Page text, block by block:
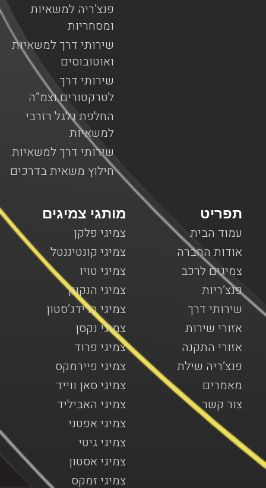
פנצ’ריה למשאיות
ומסחריות
שירותי דרך למשאיות
ואוטובוסים
שירותי דרך
לטרקטורים וצמ”ה
החלפת גלגל רזרבי
למשאיות
שירותי דרך למשאיות
חילוץ משאית בדרכים
מותגי צמיגים
צמיגי פלקן
צמיגי קונטיננטל
צמיגי טויו
צמיגי הנקוק
צמיגי ברידג’סטון
צמיגי נקסן
צמיגי פרוד
צמיגי פיירמקס
צמיגי סאן ווייד
צמיגי האביליד
צמיגי אפטני
צמיגי גיטי
צמיגי אסטון
צמיגי זמקס
תפריט
עמוד הבית
אודות החברה
צמיגים לרכב
פנצ’ריות
שירותי דרך
אזורי שירות
אזורי התקנה
פנצ’ריה שילת
מאמרים
צור קשר